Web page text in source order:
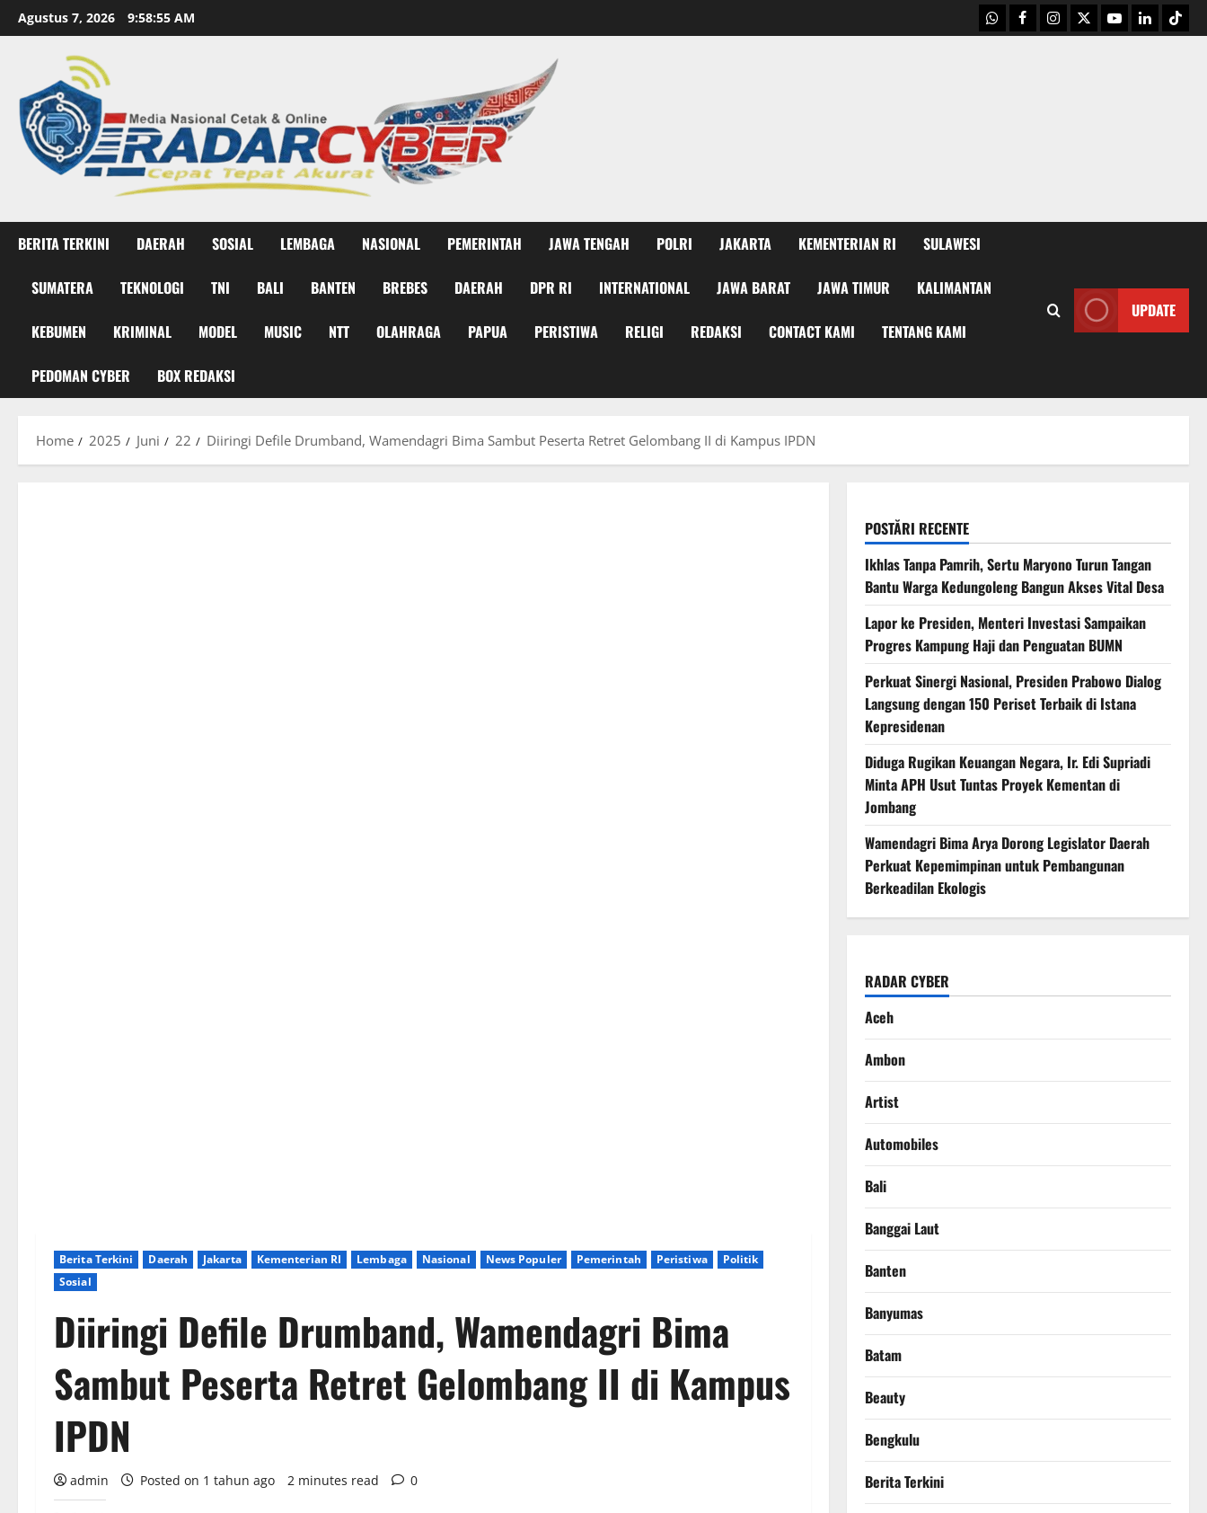
Skip
to
Agustus 7, 2026 9:58:56 AM WhatsApp
Facebook
Instagram
X Youtubelinkedin
BERITA TERKINI DAERAH SOSIAL LEMBAGA NASIONAL PEMERINTAH JAWA TENGAH POLRI JAKARTA KEMENTERIAN RI SULAWESI
SUMATERA TEKNOLOGI TNI BALI BANTEN BREBES DAERAH DPR RI INTERNATIONAL JAWA BARAT JAWA TIMUR KALIMANTAN
KEBUMEN KRIMINAL MODEL MUSIC NTT OLAHRAGA PAPUA PERISTIWA RELIGI REDAKSI CONTACT KAMI TENTANG KAMI
PEDOMAN CYBER BOX REDAKSI
UPDATE
Home 2025 Juni 22 Diiringi Defile Drumband, Wamendagri Bima Sambut Peserta Retret Gelombang II di Kampus IPDN
Berita Terkini Daerah Jakarta Kementerian RI Lembaga Nasional News Populer Pemerintah Peristiwa
Politik
Sosial
Diiringi Defile Drumband, Wamendagri Bima
Sambut Peserta Retret Gelombang II di Kampus
IPDN
admin Posted on 1 tahun ago 2 minutes read 0
POSTĂRI RECENTE
Ikhlas Tanpa Pamrih, Sertu Maryono Turun Tangan
Bantu Warga Kedungoleng Bangun Akses Vital Desa
Lapor ke Presiden, Menteri Investasi Sampaikan
Progres Kampung Haji dan Penguatan BUMN
Perkuat Sinergi Nasional, Presiden Prabowo Dialog
Langsung dengan 150 Periset Terbaik di Istana
Kepresidenan
Diduga Rugikan Keuangan Negara, Ir. Edi Supriadi
Minta APH Usut Tuntas Proyek Kementan di
Jombang
Wamendagri Bima Arya Dorong Legislator Daerah
Perkuat Kepemimpinan untuk Pembangunan
Berkeadilan Ekologis
RADAR CYBER
Aceh
Ambon
Artist
Automobiles
Bali
Banggai Laut
Banten
Banyumas
Batam
Beauty
Bengkulu
Berita Terkini